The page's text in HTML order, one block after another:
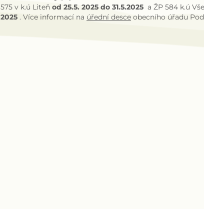
575 v k.ú Liteň od 25.5. 2025 do 31.5.2025 a ŽP 584 k.ú
2025 . Více informací na úřední desce obecního úřadu